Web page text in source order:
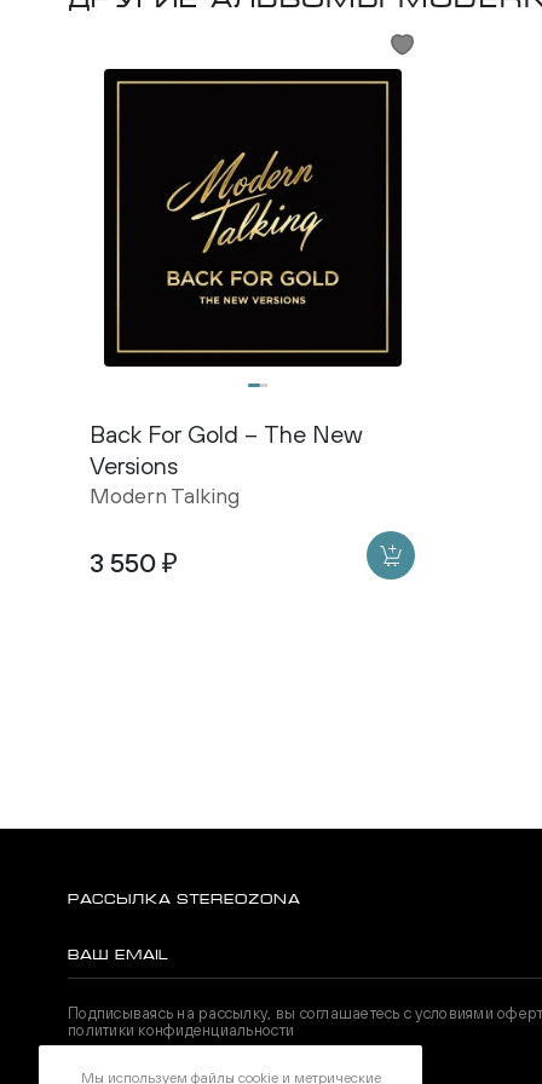
Modern Talking
Back For Gold – The New
Versions
3 550 ₽
РАССЫЛКА STEREOZONA
Подписываясь на рассылку, вы соглашаетесь с условиями
политики конфиденциальности
Мы используем файлы cookie и метрические